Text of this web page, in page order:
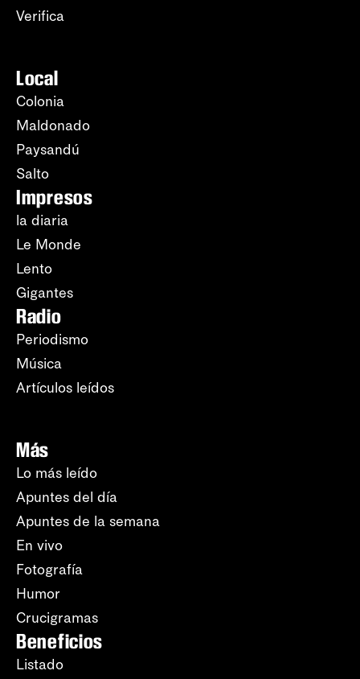
Verifica
Local
Colonia
Maldonado
Paysandú
Salto
Impresos
la diaria
Le Monde
Lento
Gigantes
Radio
Periodismo
Música
Artículos leídos
Más
Lo más leído
Apuntes del día
Apuntes de la semana
En vivo
Fotografía
Humor
Crucigramas
Beneficios
Listado